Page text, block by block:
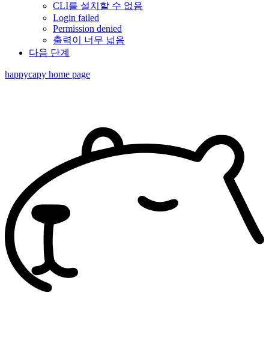
CLI를 설치할 수 없음
Login failed
Permission denied
출력이 너무 넓음
다음 단계
happycapy home page